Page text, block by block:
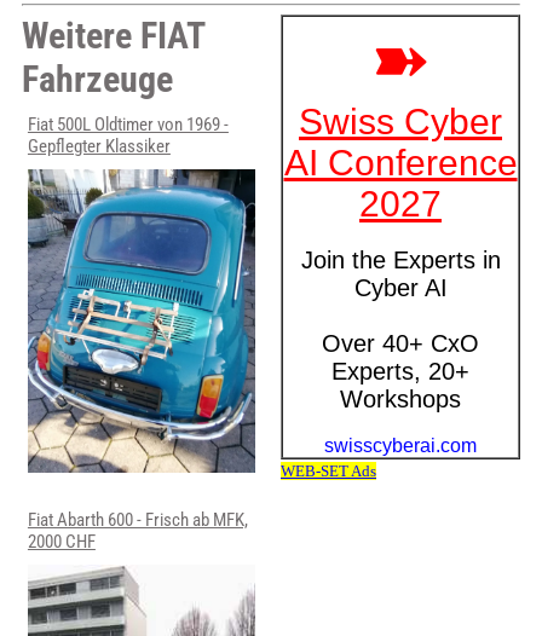
Weitere FIAT
Fahrzeuge
Fiat 500L Oldtimer von 1969 -
Gepflegter Klassiker
Fiat Abarth 600 - Frisch ab MFK,
2000 CHF